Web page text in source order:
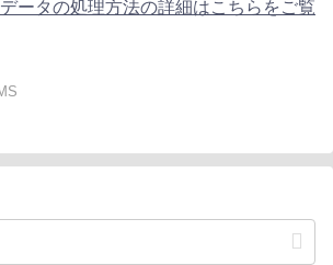
ータの処理方法の詳細はこちらをご覧